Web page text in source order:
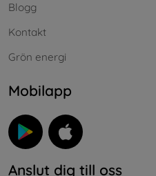
Blogg
Kontakt
Grön energi
Mobilapp
Anslut dig till oss